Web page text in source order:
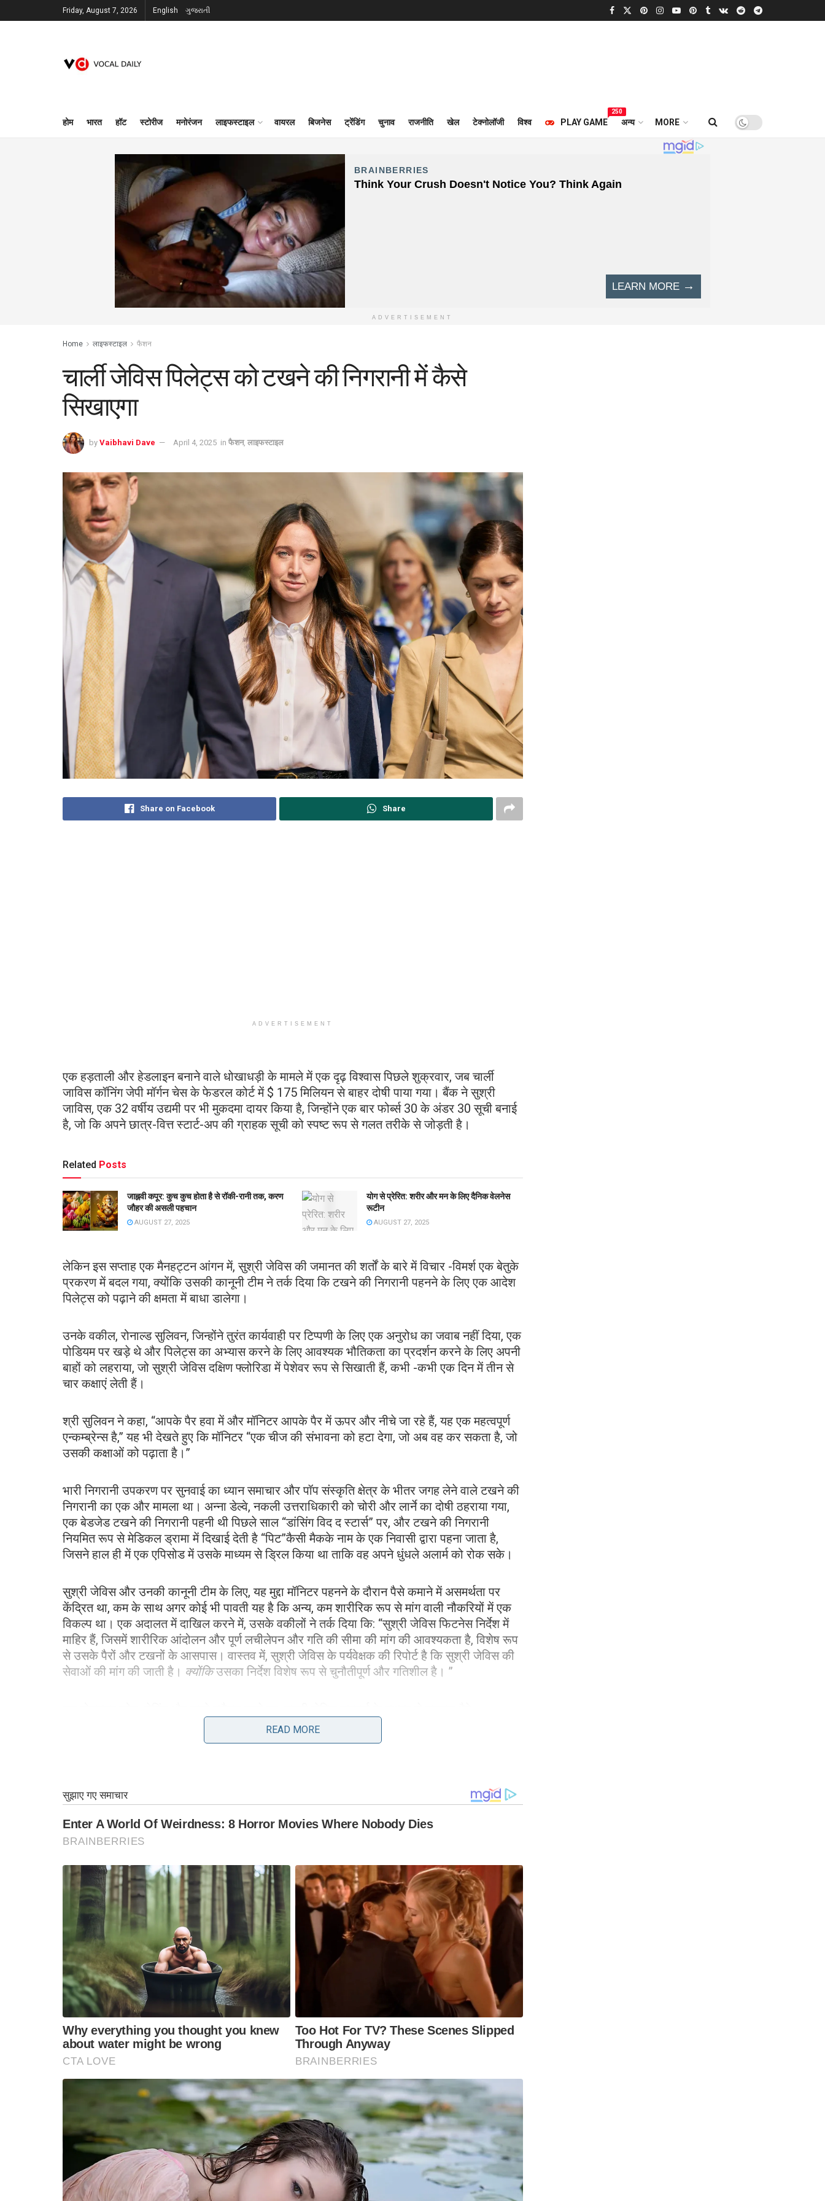
Friday, August 7, 2026 English ગુજરાતી
होम भारत हॉट स्टोरीज मनोरंजन लाइफस्टाइल वायरल बिजनेस ट्रेंडिंग चुनाव राजनीति खेल टेक्नोलॉजी विश्व PLAY GAME
250
अन्य MORE
ADVERTISEMENT
Home लाइफस्टाइल फैशन
चार्ली जेविस पिलेट्स को टखने की निगरानी में कैसे
सिखाएगा
by Vaibhavi Dave April 4, 2025 in फैशन, लाइफस्टाइल
Share on Facebook Share
ADVERTISEMENT
एक हड़ताली और हेडलाइन बनाने वाले धोखाधड़ी के मामले में एक दृढ़ विश्वास पिछले शुक्रवार, जब चार्ली
जाविस कॉनिंग जेपी मॉर्गन चेस के फेडरल कोर्ट में $ 175 मिलियन से बाहर दोषी पाया गया। बैंक ने सुश्री
जाविस, एक 32 वर्षीय उद्यमी पर भी मुकदमा दायर किया है, जिन्होंने एक बार फोर्ब्स 30 के अंडर 30 सूची बनाई
है, जो कि अपने छात्र-वित्त स्टार्ट-अप की ग्राहक सूची को स्पष्ट रूप से गलत तरीके से जोड़ती है।
Related Posts
जाह्नवी कपूर: कुच कुच होता है से रॉकी-रानी तक, करण
जौहर की असली पहचान
AUGUST 27, 2025
योग से प्रेरित: शरीर और मन के लिए दैनिक वेलनेस
रूटीन
AUGUST 27, 2025
लेकिन इस सप्ताह एक मैनहट्टन आंगन में, सुश्री जेविस की जमानत की शर्तों के बारे में विचार -विमर्श एक बेतुके
प्रकरण में बदल गया, क्योंकि उसकी कानूनी टीम ने तर्क दिया कि टखने की निगरानी पहनने के लिए एक आदेश
पिलेट्स को पढ़ाने की क्षमता में बाधा डालेगा।
उनके वकील, रोनाल्ड सुलिवन, जिन्होंने तुरंत कार्यवाही पर टिप्पणी के लिए एक अनुरोध का जवाब नहीं दिया, एक
पोडियम पर खड़े थे और पिलेट्स का अभ्यास करने के लिए आवश्यक भौतिकता का प्रदर्शन करने के लिए अपनी
बाहों को लहराया, जो सुश्री जेविस दक्षिण फ्लोरिडा में पेशेवर रूप से सिखाती हैं, कभी -कभी एक दिन में तीन से
चार कक्षाएं लेती हैं।
श्री सुलिवन ने कहा, “आपके पैर हवा में और मॉनिटर आपके पैर में ऊपर और नीचे जा रहे हैं, यह एक महत्वपूर्ण
एन्कम्ब्रेन्स है,” यह भी देखते हुए कि मॉनिटर “एक चीज की संभावना को हटा देगा, जो अब वह कर सकता है, जो
उसकी कक्षाओं को पढ़ाता है।”
भारी निगरानी उपकरण पर सुनवाई का ध्यान समाचार और पॉप संस्कृति क्षेत्र के भीतर जगह लेने वाले टखने की
निगरानी का एक और मामला था। अन्ना डेल्वे, नकली उत्तराधिकारी को चोरी और लार्ने का दोषी ठहराया गया,
एक बेडजेड टखने की निगरानी पहनी थी पिछले साल “डांसिंग विद द स्टार्स” पर, और टखने की निगरानी
नियमित रूप से मेडिकल ड्रामा में दिखाई देती है “पिट”कैसी मैकके नाम के एक निवासी द्वारा पहना जाता है,
जिसने हाल ही में एक एपिसोड में उसके माध्यम से ड्रिल किया था ताकि वह अपने धुंधले अलार्म को रोक सके।
सुश्री जेविस और उनकी कानूनी टीम के लिए, यह मुद्दा मॉनिटर पहनने के दौरान पैसे कमाने में असमर्थता पर
केंद्रित था, कम के साथ अगर कोई भी पावती यह है कि अन्य, कम शारीरिक रूप से मांग वाली नौकरियों में एक
विकल्प था। एक अदालत में दाखिल करने में, उसके वकीलों ने तर्क दिया कि: “सुश्री जेविस फिटनेस निर्देश में
माहिर हैं, जिसमें शारीरिक आंदोलन और पूर्ण लचीलेपन और गति की सीमा की मांग की आवश्यकता है, विशेष रूप
से उसके पैरों और टखनों के आसपास। वास्तव में, सुश्री जेविस के पर्यवेक्षक की रिपोर्ट है कि सुश्री जेविस की
सेवाओं की मांग की जाती है। क्योंकिउसका निर्देश विशेष रूप से चुनौतीपूर्ण और गतिशील है। ”
मैनहट्टन में संघीय जिला न्यायालय के न्यायाधीश एल्विन के। हेलरस्टीन, जिन्होंने हाई-प्रोफाइल मामलों की
“यह भारी नहीं है, यह शायद एक पाउंड का वजन करता है,” जज हेलस्टीन ने मॉनिटर के बारे में कहा। “तो मुझे
नहीं पता,” वह जारी रहा। “मैं स्वीकार करता हूं कि आप क्या कहते हैं, कि यह उन्नत पिलेट्स को करने की
उसकी क्षमता पर एक प्रतिबंध है जो वह करता है।” लेकिन, उन्होंने कहा, “मैं यह नहीं कह सकता कि उड़ान का
कोई जोखिम नहीं है।”
इस मामले पर लगभग एक घंटे की दलीलें, कोर्ट की विशेषता है, जिसमें सुश्री जाविस शिक्षण पिलेट्स को दर्शाया
गया है। एक बिंदु पर, वह अपने वकीलों के साथ माइक्रोफोन और पोडियम से दूर, अपनी बाहों के साथ प्रदर्शन
कर रही थी। और चैंबर्स के लिए अपने पीछे हटने के दौरान, जज हेलस्टीन ने सुश्री जाविस की तस्वीरों के
प्रिंटआउट को अपने साथ लाया, ताकि वह चीजों को सुस्त करने में मदद कर सके।
सुश्री जाविस ने अपने सह-प्रतिवादी, ओलिवियर अमर को सुनवाई शुरू होने से पहले कई सेकंड तक गले लगा
लिया और उसे अपने सूट के लैपेल पर कुछ समायोजित करने में मदद की। श्री अमर, जो कार्यवाही के दौरान
अपने वकीलों के बीच बैठे थे, सुश्री जेविस के छात्र-वित्त स्टार्ट-अप, फ्रैंक में एक कार्यकारी थे, और उन्हें टखने
की निगरानी भी पहनने का भी आदेश दिया गया था। उनके वकीलों ने कहा कि डिवाइस भद्दा था और “उसे एक
परिया बनाता है।”
एक अदालत में दाखिल करने में, मैनहट्टन में कार्यवाहक अमेरिकी अटॉर्नी, मैथ्यू पॉडोल्स्की ने लिखा कि
“प्रतिवादियों के वर्तमान जमानत पैकेज उड़ान के जोखिम को संबोधित करने के लिए पर्याप्त नहीं हैं।” उन्होंने
कहा: “और न ही जेविस के तर्क कि टखने की निगरानी किसी भी तरह से एक व्यायाम वर्ग सिखाने की उसकी
क्षमता को रोकती है, जमानत सुधार अधिनियम के वैधानिक निरोध प्रावधानों को ओवरराइड करती है। इसलिए,
ऊपर दिए गए कारणों के लिए, सरकार सम्मानपूर्वक अनुरोध करती है कि अदालत प्रतिवादियों की जमानत शर्तों
को संशोधित करती है ताकि दोनों डिफेंडेंट को जीपीएस स्थान की निगरानी के लिए फिर से शुरू करने की
आवश्यकता हो।”
READ MORE